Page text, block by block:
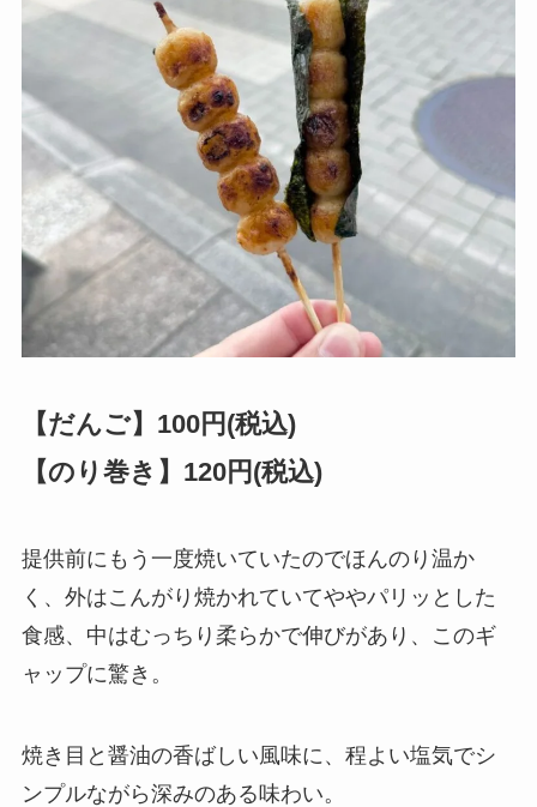
【だんご】100円(税込)
【のり巻き】120円(税込)
提供前にもう一度焼いていたのでほんのり温か
く、外はこんがり焼かれていてややパリッとした
食感、中はむっちり柔らかで伸びがあり、このギ
ャップに驚き。
焼き目と醤油の香ばしい風味に、程よい塩気でシ
ンプルながら深みのある味わい。